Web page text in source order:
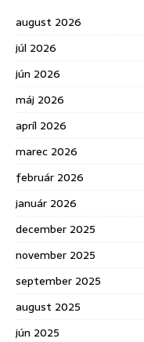
august 2026
júl 2026
jún 2026
máj 2026
apríl 2026
marec 2026
február 2026
január 2026
december 2025
november 2025
september 2025
august 2025
jún 2025